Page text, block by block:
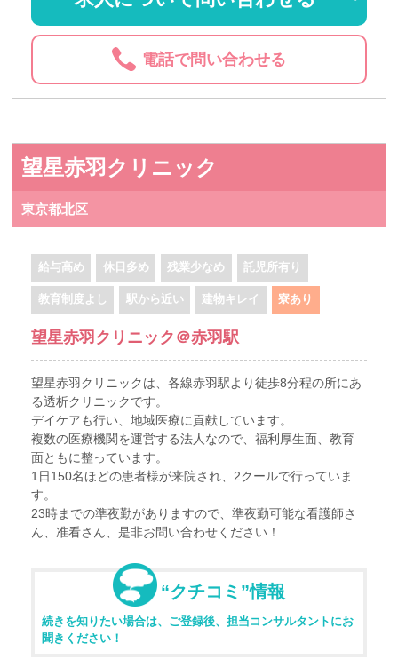
電話で問い合わせる
望星赤羽クリニック
東京都北区
給与高め 休日多め 残業少なめ 託児所有り
教育制度よし 駅から近い 建物キレイ 寮あり
望星赤羽クリニック＠赤羽駅
望星赤羽クリニックは、各線赤羽駅より徒歩8分程の所にあ
る透析クリニックです。
デイケアも行い、地域医療に貢献しています。
複数の医療機関を運営する法人なので、福利厚生面、教育
面ともに整っています。
1日150名ほどの患者様が来院され、2クールで行っていま
す。
23時までの準夜勤がありますので、準夜勤可能な看護師さ
ん、准看さん、是非お問い合わせください！
“クチコミ”情報
続きを知りたい場合は、ご登録後、担当コンサルタントにお
聞きください！